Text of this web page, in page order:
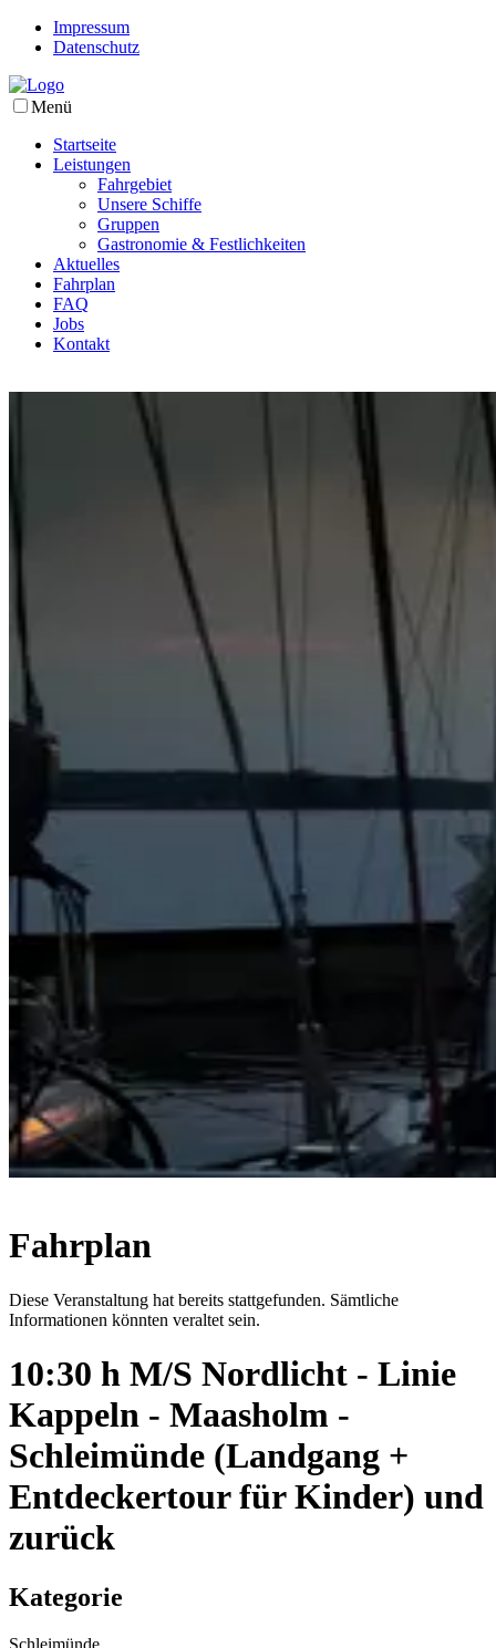
Impressum
Datenschutz
Menü
Startseite
Leistungen
Fahrgebiet
Unsere Schiffe
Gruppen
Gastronomie & Festlichkeiten
Aktuelles
Fahrplan
FAQ
Jobs
Kontakt
Fahrplan
Diese Veranstaltung hat bereits stattgefunden. Sämtliche
Informationen könnten veraltet sein.
10:30 h M/S Nordlicht - Linie
Kappeln - Maasholm -
Schleimünde (Landgang +
Entdeckertour für Kinder) und
zurück
Kategorie
Schleimünde